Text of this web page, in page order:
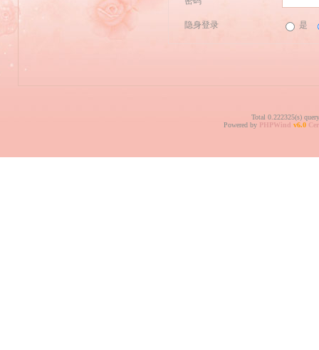
隐身登录 是
Total 0.222325(s)
Powered by PHPWind v6.0